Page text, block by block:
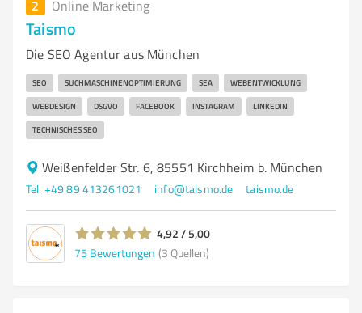
2 Online Marketing
Taismo
Die SEO Agentur aus München
SEO SUCHMASCHINENOPTIMIERUNG SEA WEBENTWICKLUNG
WEBDESIGN DSGVO FACEBOOK INSTAGRAM LINKEDIN
TECHNISCHES SEO
Weißenfelder Str. 6, 85551 Kirchheim b. München
Tel. +49 89 413261021 info@taismo.de taismo.de
4,92 / 5,00
75 Bewertungen (3 Quellen)